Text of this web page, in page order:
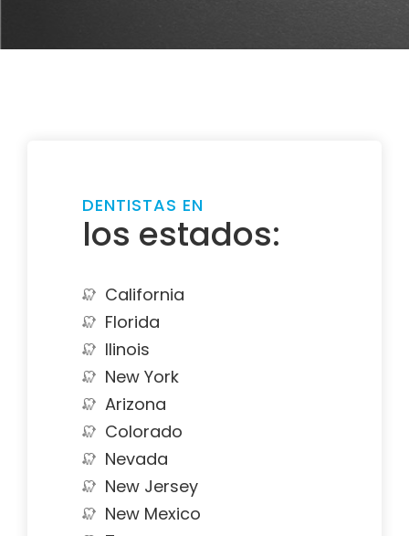
DENTISTAS EN
los estados:
California
Florida
Ilinois
New York
Arizona
Colorado
Nevada
New Jersey
New Mexico